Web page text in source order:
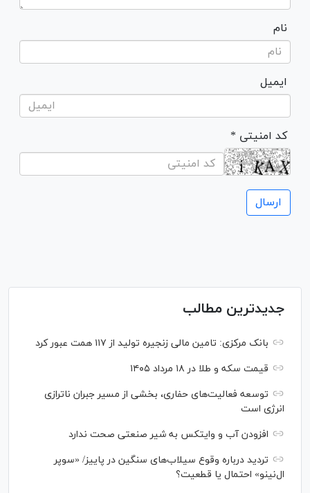
نام
ایمیل
* کد امنیتی
جدیدترین مطالب
بانک مرکزی: تامین مالی زنجیره تولید از ۱۱۷ همت عبور کرد
قیمت سکه و طلا در ۱۸ مرداد ۱۴۰۵
توسعه فعالیت‌های حفاری، بخشی از مسیر جبران ناترازی
انرژی است
افزودن آب و وایتکس به شیر صنعتی صحت ندارد
تردید درباره وقوع سیلاب‌های سنگین در پاییز/ «سوپر
ال‌نینو» احتمال یا قطعیت؟